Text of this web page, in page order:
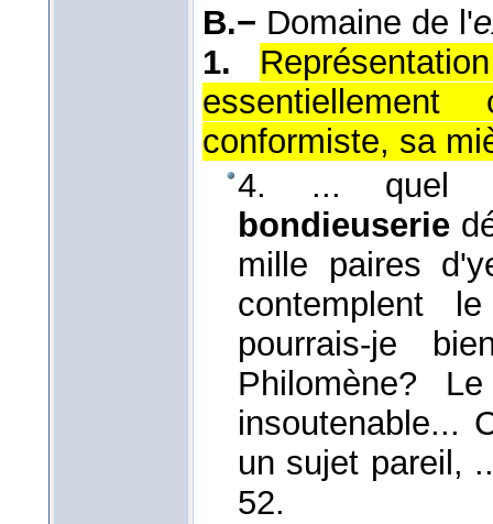
B.− Domaine de l'
1.
conformiste, sa
4. ... quel
bondieuserie
mille paires
contemplent
pourrais-je
Philomène?
insoutenable...
un sujet pareil,
52.